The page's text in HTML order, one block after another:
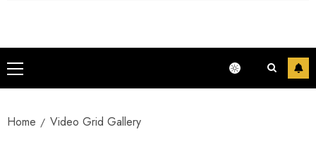
Menu
principale
Home Video Grid Gallery